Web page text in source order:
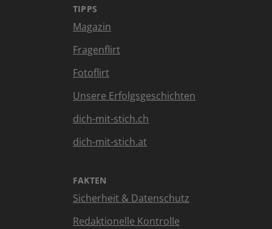
TIPPS
Magazin
Fragenflirt
Fotoflirt
Unsere Erfolgsgeschichten
dich-mit-stich.ch
dich-mit-stich.at
FAKTEN
Sicherheit & Datenschutz
Redaktionelle Kontrolle